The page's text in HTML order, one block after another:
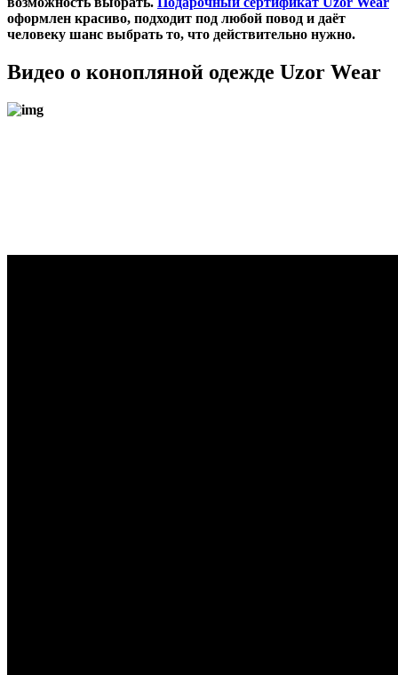
оформлен красиво, подходит под любой повод и даёт
человеку шанс выбрать то, что действительно нужно.
Видео о конопляной одежде Uzor Wear